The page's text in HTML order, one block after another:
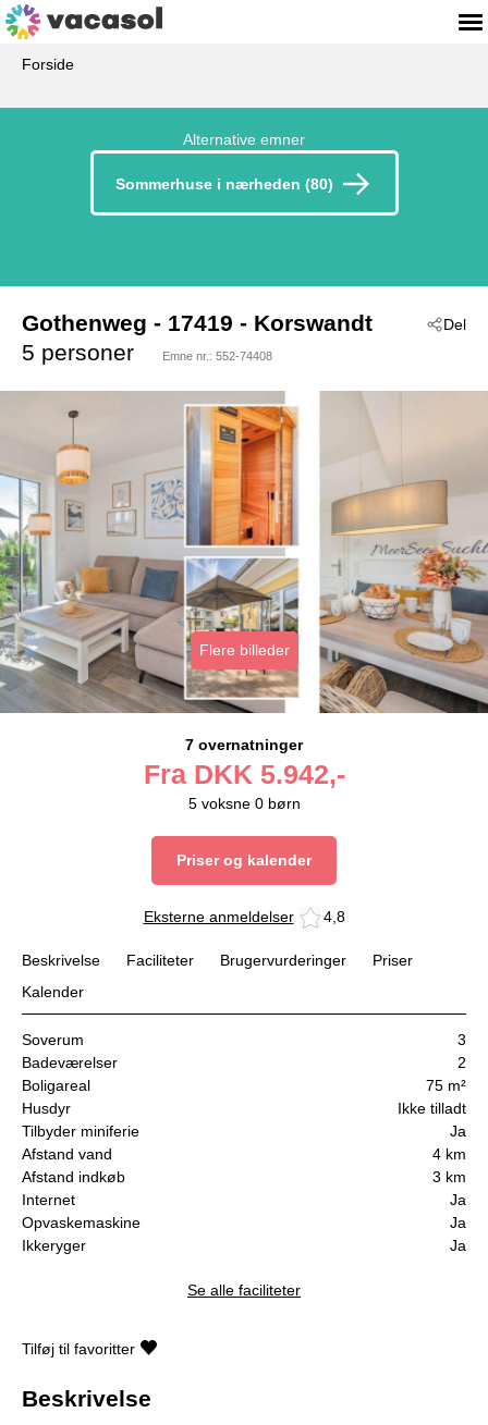
Forside
Alternative emner
Sommerhuse i nærheden (80)
Del
Gothenweg - 17419 - Korswandt
5 personer
Emne nr.: 552-74408
Flere billeder
7 overnatninger
Fra DKK 5.942,-
5 voksne 0 børn
Priser og kalender
Eksterne anmeldelser 4,8
Beskrivelse Faciliteter Brugervurderinger
Priser
Kalender
Soverum
3
Badeværelser
2
Boligareal
75 m²
Husdyr
Ikke tilladt
Tilbyder miniferie
Ja
Afstand vand
4 km
Afstand indkøb
3 km
Internet
Ja
Opvaskemaskine
Ja
Ikkeryger
Ja
Se alle faciliteter
Tilføj til favoritter
Beskrivelse